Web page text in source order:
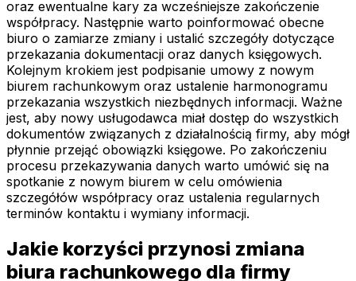
oraz ewentualne kary za wcześniejsze zakończenie
współpracy. Następnie warto poinformować obecne
biuro o zamiarze zmiany i ustalić szczegóły dotyczące
przekazania dokumentacji oraz danych księgowych.
Kolejnym krokiem jest podpisanie umowy z nowym
biurem rachunkowym oraz ustalenie harmonogramu
przekazania wszystkich niezbędnych informacji. Ważne
jest, aby nowy usługodawca miał dostęp do wszystkich
dokumentów związanych z działalnością firmy, aby mógł
płynnie przejąć obowiązki księgowe. Po zakończeniu
procesu przekazywania danych warto umówić się na
spotkanie z nowym biurem w celu omówienia
szczegółów współpracy oraz ustalenia regularnych
terminów kontaktu i wymiany informacji.
Jakie korzyści przynosi zmiana
biura rachunkowego dla firmy